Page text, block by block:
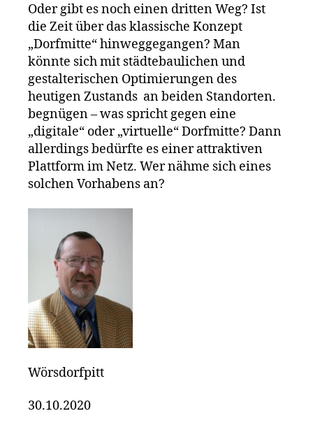
Oder gibt es noch einen dritten Weg? Ist
die Zeit über das klassische Konzept
„Dorfmitte“ hinweggegangen? Man
könnte sich mit städtebaulichen und
gestalterischen Optimierungen des
heutigen Zustands an beiden Standorten.
begnügen – was spricht gegen eine
„digitale“ oder „virtuelle“ Dorfmitte? Dann
allerdings bedürfte es einer attraktiven
Plattform im Netz. Wer nähme sich eines
solchen Vorhabens an?
Wörsdorfpitt
30.10.2020